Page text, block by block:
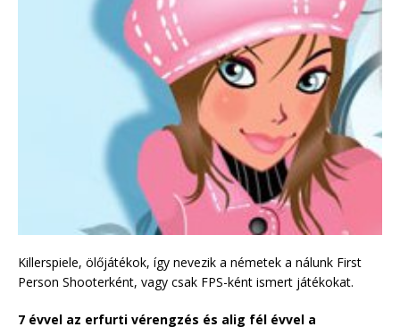
Killerspiele, ölőjátékok, így nevezik a németek a nálunk First
Person Shooterként, vagy csak FPS-ként ismert játékokat.
7 évvel az erfurti vérengzés és alig fél évvel a